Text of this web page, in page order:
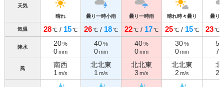
天気
晴れ
曇り一時小雨 曇り一時雨 晴れ時々曇り 曇り
気温 28℃/ 15℃ 26℃/ 18℃ 22℃/ 17℃ 25℃/ 15℃ 23℃
降水 20%
0mm
40%
0mm
40%
0mm
30%
0mm
50
7
風
南西
1 m/s
北北東
1 m/s
北北東
3 m/s
北北東
2 m/s
北
2